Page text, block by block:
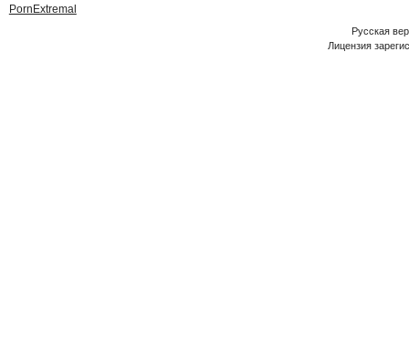
PornExtremal
Русская
Лицензия